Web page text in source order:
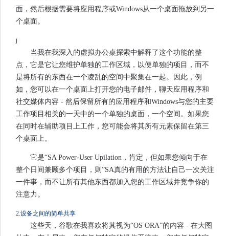
面，然后根据需要将应用程序或Windows从一个桌面拖放到另一
个桌面。
j
当我在我深入的虚拟办公桌探索中解释了这个功能的整
点，它是它让您维护单独的工作区域，以便单独的项目，而不
是将所有的东西在一个凌乱的空间中聚集在一起。因此，例
如，您可以在一个桌面上打开您的电子邮件，聊天应用程序和
社交媒体内容 - 然后保留所有的应用程序和Windows与您的主要
工作项目相关的一天中的一个单独的桌面，一个空间。如果您
在同时在辅助项目上工作，您可能会将其所有元素保留在第三
个桌面上。
它是“SA Power-User Upilation，肯定，但如果您倾向于在
整个日间兼顾多个项目，则”SA真的有用的方法让自己一次关注
一件事，而不让所有其他东西都加入您的工作区域并竞争你的
注意力。
2.设备之间的简单共享
这些天，谷歌在我喜欢将其视为“OS ORA”的内容 - 在大图